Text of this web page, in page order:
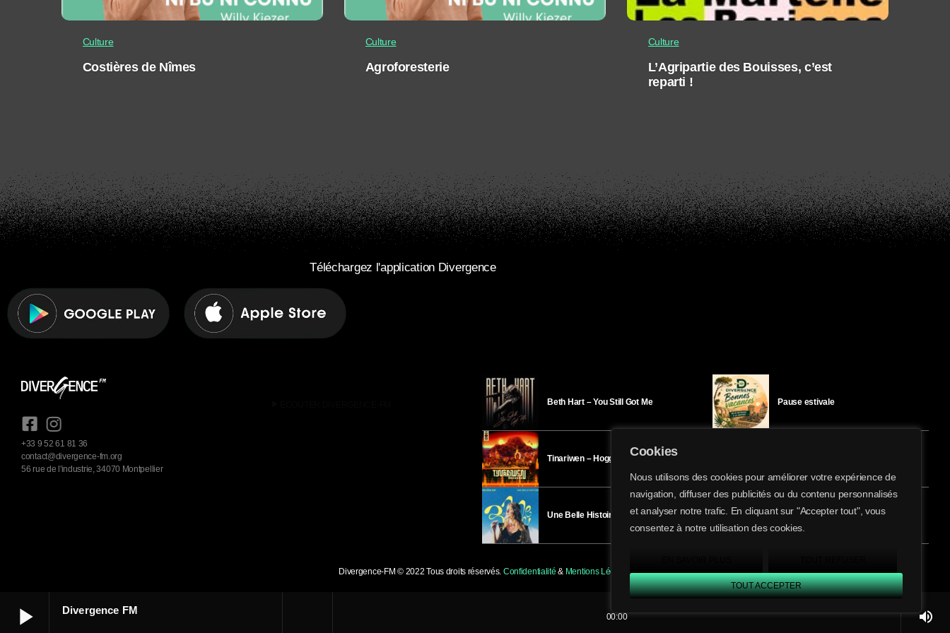
Cookies
Nous utilisons des cookies pour améliorer votre expérience de
navigation, diffuser des publicités ou du contenu personnalisés
et analyser notre trafic. En cliquant sur "Accepter tout", vous
consentez à notre utilisation des cookies.
TOUT ACCEPTER
play_arrow Divergence FM
00:00 volume_up
share
5
email
Culture
Costières de Nîmes
Culture
Agroforesterie
Culture
L’Agripartie des Bouisses, c’est
reparti !
Téléchargez l'application Divergence
+33 9 52 61 81 36
contact@divergence-fm.org
56 rue de l'industrie, 34070 Montpellier
Beth Hart – You Still Got Me
Tinariwen – Hoggar
Une Belle Histoire – Héloïse Bay
Pause estivale
Ici l’Ombre – mardi 28 juillet
Divergence-FM © 2022 Tous droits réservés. Confidentialité & Mentions Légales.